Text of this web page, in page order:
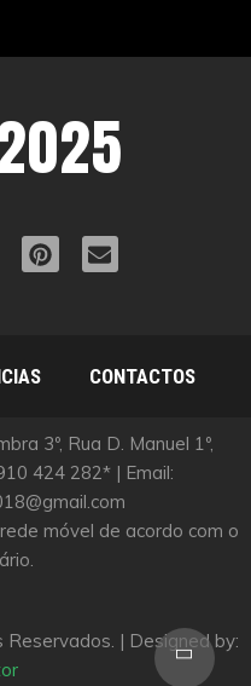
CONTACTOS
3º, Rua D. Manuel 1º,
424 282* | Email:
móvel de acordo com o
| Designed by: